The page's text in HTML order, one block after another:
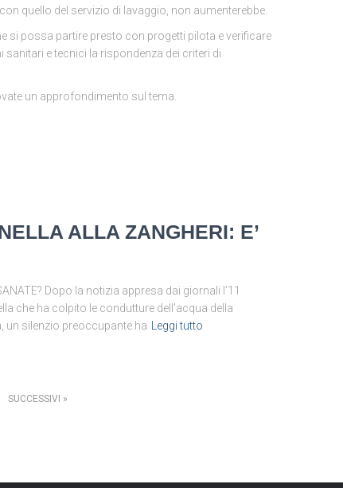
quello del servizio di lavaggio, non aumenterebbe.
si possa partire presto con progetti pilota e verificare
sanitari e tecnici la rispondenza dei criteri di
un approfondimento sul tema.
ALLA ZANGHERI: E’
Dopo la notizia appresa dai giornali l’11
che ha colpito le condutture dell’acqua della
un silenzio preoccupante ha
Leggi tutto
SUCCESSIVI